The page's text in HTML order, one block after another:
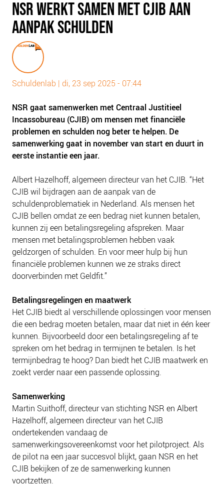
PLINKR NAZORG
SOCIALDEBT
COLLECTIEF SCHULDREGELEN
DE VOORZIENINGENWIJZER
NEDERLANDSE SCHULDHULPROUTE (NSR)
OVER ONS
VISIE EN MISSIE
HET TEAM
ONZE PARTNERS
VACATURES
IN DE MEDIA
OVER NCFG
NIEUWS
BLOGS
NSR WERKT SAMEN MET CJIB AAN
AANPAK SCHULDEN
Schuldenlab | di, 23 sep 2025 - 07:44
NSR gaat samenwerken met Centraal Justitieel
Incassobureau (CJIB) om mensen met financiële
problemen en schulden nog beter te helpen. De
samenwerking gaat in november van start en duurt in
eerste instantie een jaar.
Albert Hazelhoff, algemeen directeur van het CJIB. “Het
CJIB wil bijdragen aan de aanpak van de
schuldenproblematiek in Nederland. Als mensen het
CJIB bellen omdat ze een bedrag niet kunnen betalen,
kunnen zij een betalingsregeling afspreken. Maar
mensen met betalingsproblemen hebben vaak
geldzorgen of schulden. En voor meer hulp bij hun
financiële problemen kunnen we ze straks direct
doorverbinden met Geldfit.”
Betalingsregelingen en maatwerk
Het CJIB biedt al verschillende oplossingen voor mensen
die een bedrag moeten betalen, maar dat niet in één keer
kunnen. Bijvoorbeeld door een betalingsregeling af te
spreken om het bedrag in termijnen te betalen. Is het
termijnbedrag te hoog? Dan biedt het CJIB maatwerk en
zoekt verder naar een passende oplossing.
Samenwerking
Martin Suithoff, directeur van stichting NSR en Albert
Hazelhoff, algemeen directeur van het CJIB
ondertekenden vandaag de
samenwerkingsovereenkomst voor het pilotproject. Als
de pilot na een jaar succesvol blijkt, gaan NSR en het
CJIB bekijken of ze de samenwerking kunnen
voortzetten.